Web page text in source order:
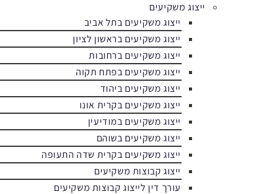
ייצוג משקיעים
ייצוג משקיעים בתל אביב
ייצוג משקיעים בראשון לציון
ייצוג משקיעים ברחובות
ייצוג משקיעים בפתח תקוה
ייצוג משקיעים ביהוד
ייצוג משקיעים בקרית אונו
ייצוג משקיעים במודיעין
ייצוג משקיעים בשוהם
ייצוג משקיעים בקרית שדה התעופה
ייצוג קבוצות משקיעים
עורך דין לייצוג קבוצות משקיעים